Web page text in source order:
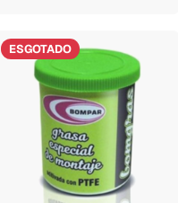
ESGOTADO